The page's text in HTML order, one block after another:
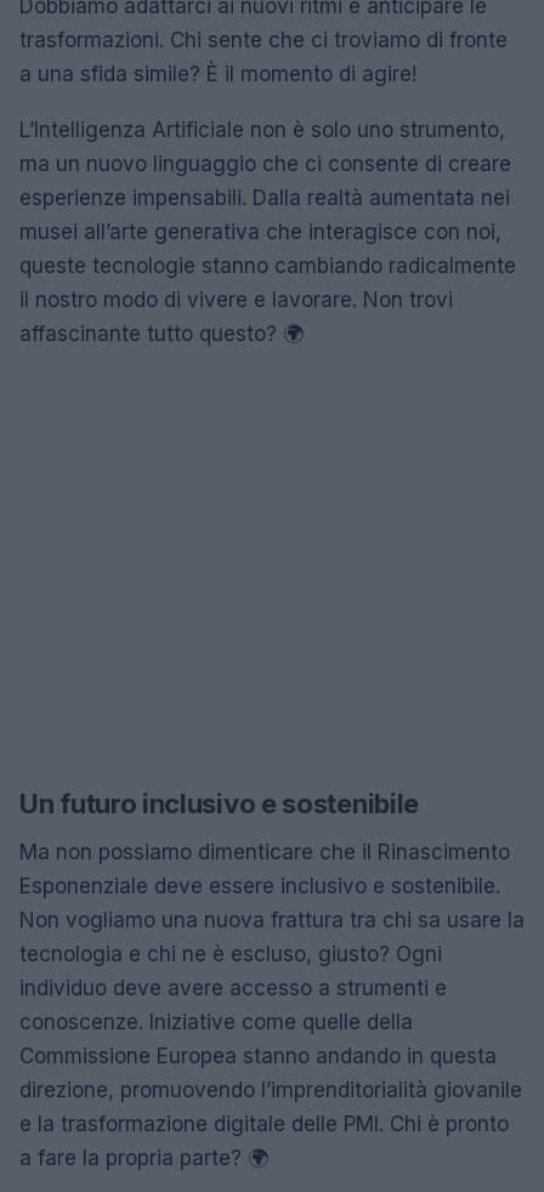
Dobbiamo adattarci ai nuovi ritmi e anticipare le
trasformazioni. Chi sente che ci troviamo di fronte
a una sfida simile? È il momento di agire!
L’Intelligenza Artificiale non è solo uno strumento,
ma un nuovo linguaggio che ci consente di creare
esperienze impensabili. Dalla realtà aumentata nei
musei all’arte generativa che interagisce con noi,
queste tecnologie stanno cambiando radicalmente
il nostro modo di vivere e lavorare. Non trovi
affascinante tutto questo? 🌍
Un futuro inclusivo e sostenibile
Ma non possiamo dimenticare che il Rinascimento
Esponenziale deve essere inclusivo e sostenibile.
Non vogliamo una nuova frattura tra chi sa usare la
tecnologia e chi ne è escluso, giusto? Ogni
individuo deve avere accesso a strumenti e
conoscenze. Iniziative come quelle della
Commissione Europea stanno andando in questa
direzione, promuovendo l’imprenditorialità giovanile
e la trasformazione digitale delle PMI. Chi è pronto
a fare la propria parte? 🌍